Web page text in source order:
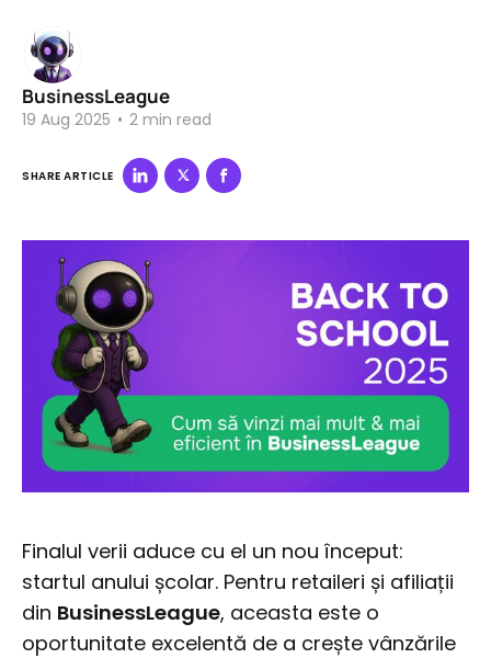
BusinessLeague
19 Aug 2025 • 2 min read
SHARE ARTICLE
Finalul verii aduce cu el un nou început:
startul anului școlar. Pentru retaileri și afiliații
din BusinessLeague, aceasta este o
oportunitate excelentă de a crește vânzările